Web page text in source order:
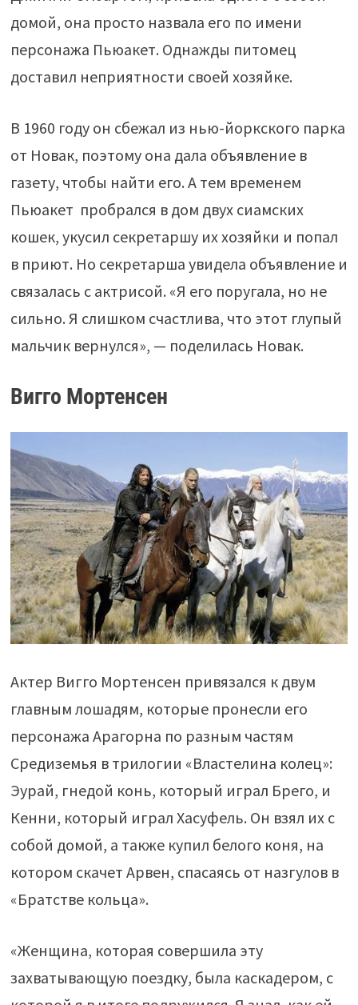
домой, она просто назвала его по имени
персонажа Пьюакет. Однажды питомец
доставил неприятности своей хозяйке.
В 1960 году он сбежал из нью-йоркского парка
от Новак, поэтому она дала объявление в
газету, чтобы найти его. А тем временем
Пьюакет пробрался в дом двух сиамских
кошек, укусил секретаршу их хозяйки и попал
в приют. Но секретарша увидела объявление и
связалась с актрисой. «Я его поругала, но не
сильно. Я слишком счастлива, что этот глупый
мальчик вернулся», — поделилась Новак.
Вигго Мортенсен
Актер Вигго Мортенсен привязался к двум
главным лошадям, которые пронесли его
персонажа Арагорна по разным частям
Средиземья в трилогии «Властелина колец»:
Эурай, гнедой конь, который играл Брего, и
Кенни, который играл Хасуфель. Он взял их с
собой домой, а также купил белого коня, на
котором скачет Арвен, спасаясь от назгулов в
«Братстве кольца».
«Женщина, которая совершила эту
захватывающую поездку, была каскадером, с